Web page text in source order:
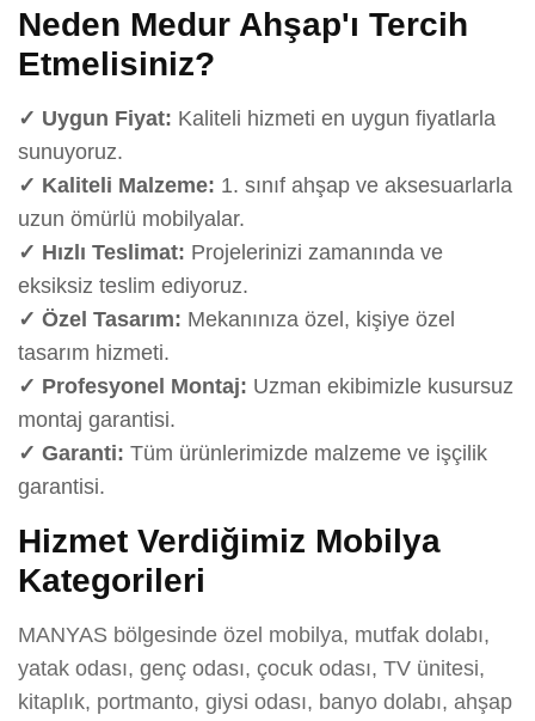
Neden Medur Ahşap'ı Tercih
Etmelisiniz?
✓ Uygun Fiyat: Kaliteli hizmeti en uygun fiyatlarla
sunuyoruz.
✓ Kaliteli Malzeme: 1. sınıf ahşap ve aksesuarlarla
uzun ömürlü mobilyalar.
✓ Hızlı Teslimat: Projelerinizi zamanında ve
eksiksiz teslim ediyoruz.
✓ Özel Tasarım: Mekanınıza özel, kişiye özel
tasarım hizmeti.
✓ Profesyonel Montaj: Uzman ekibimizle kusursuz
montaj garantisi.
✓ Garanti: Tüm ürünlerimizde malzeme ve işçilik
garantisi.
Hizmet Verdiğimiz Mobilya
Kategorileri
MANYAS bölgesinde özel mobilya, mutfak dolabı,
yatak odası, genç odası, çocuk odası, TV ünitesi,
kitaplık, portmanto, giysi odası, banyo dolabı, ahşap